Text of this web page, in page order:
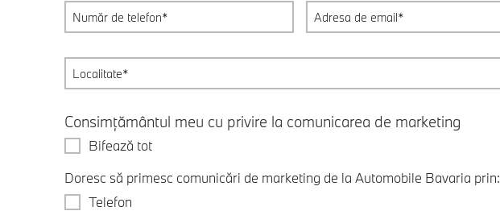
Consimțământul meu cu privire la comunicarea de marketing
Bifează tot
Doresc să primesc comunicări de marketing de la Automobile Bavaria prin:
Telefon